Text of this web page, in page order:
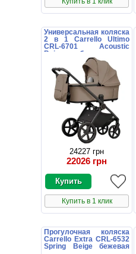
Универсальная коляска
2 в 1 Carrello Ultimo
CRL-6701 Acoustic
Beige бежевая с
дождевиком
24227 грн
22026 грн
Купить в 1 клик
Прогулочная коляска
Carrello Extra CRL-6532
Spring Beige бежевая